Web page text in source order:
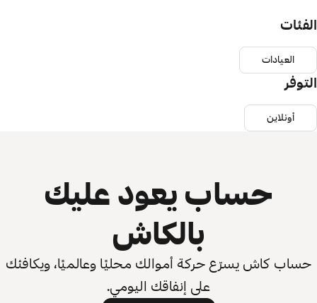
الفئات
العيادات
التوفر
أونلاين
حساب يعود عليك
بالكاش
حساب كاش يسرّع حركة أموالك محليًا وعالميًا، ويكافئك
على إنفاقك اليومي.